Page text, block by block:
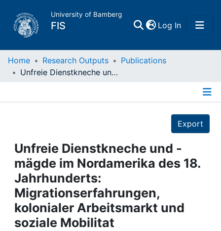
University of Bamberg
FIS Log In(current)
Home
Projects
People
Institutions
Awards
Home Research Outputs
Publications
Unfreie Dienstkneche und -mägde im Nordamerika des 18. Jahrhunderts: Migrationserfahrungen, kolonialer Arbeitsmarkt und soziale Mobilitat
Export
Unfreie Dienstkneche und -
mägde im Nordamerika des 18.
Jahrhunderts:
Migrationserfahrungen,
kolonialer Arbeitsmarkt und
soziale Mobilitat